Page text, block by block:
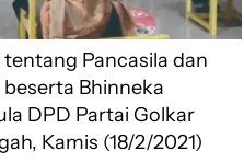
tentang Pancasila dan
beserta Bhinneka
DPD Partai Golkar
Kamis (18/2/2021)